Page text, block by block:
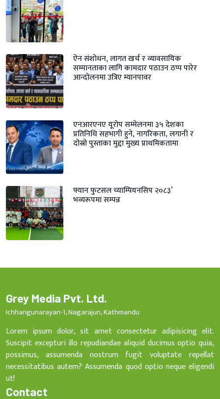
ऐन संशोधन, लागत खर्च र व्यावसायिक
सम्मानताका लागि कामदार पठाउन ठप्प पारेर
आन्दोलनमा उत्रिए म्यानपावर
एनआरएनए यूरोप सम्मेलनमा ३५ देशका
प्रतिनिधि सहभागी हुने, नागरिकता, लगानी र
दोस्रो पुस्ताका मुद्दा मुख्य प्राथमिकतामा
फ्यान फुटसल च्याम्पियनसिप २०८३’
भव्यरूपमा सम्पन्न
Grey Media Pvt. Ltd.
Ichhangunarayan-1, Nagarajun, Kathmandu
Lorem ipsum dolor, sit amet consectetur adipisicing elit.
Suscipit excepturi illo repudiandae aliquid ducimus optio quia,
possimus, assumenda nostrum fugit voluptate repellat
necessitatibus autem? Assumenda quod optio neque eligendi
ut!
Contact